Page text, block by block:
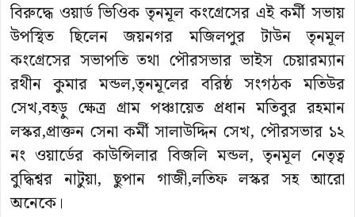
বিরুদ্ধে ওয়ার্ড ভিওিক তৃনমূল কংগ্রেসের এই কর্মী সভায়
উপস্থিত ছিলেন জয়নগর মজিলপুর টাউন তৃনমূল
কংগ্রেসের সভাপতি তথা পৌরসভার ভাইস চেয়ারম্যান
রথীন কুমার মন্ডল,তৃনমূলের বরিষ্ঠ সংগঠক মতিউর
সেখ,বহড়ু ক্ষেত্র গ্রাম পঞ্চায়েত প্রধান মতিবুর রহমান
লস্কর,প্রাক্তন সেনা কর্মী সালাউদ্দিন সেখ, পৌরসভার ১২
নং ওয়ার্ডের কাউন্সিলার বিজলি মন্ডল, তৃনমূল নেতৃত্ব
বুদ্ধিশ্বর নাটুয়া, ছুপান গাজী,লতিফ লস্কর সহ আরো
অনেকে।